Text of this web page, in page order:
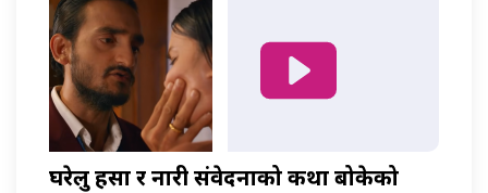
घरेलु हिंसा र नारी संवेदनाको कथा बोकेको